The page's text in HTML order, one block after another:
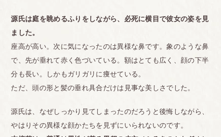
源氏は庭を眺めるふりをしながら、必死に横目で彼女の姿を見
ました。
座高が高い。次に気になったのは異様な鼻です。象のような鼻
で、先が垂れて赤く色づいている。額はとても広く、顔の下半
分も長い。しかもガリガリに痩せている。
ただ、頭の形と髪の垂れ具合だけは見事な美しさでした。
源氏は、なぜしっかり見てしまったのだろうと後悔しながら、
やはりその異様な顔かたちを見ずにいられないのです。